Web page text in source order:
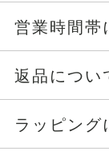
営業時間帯
返品につい
ラッピング